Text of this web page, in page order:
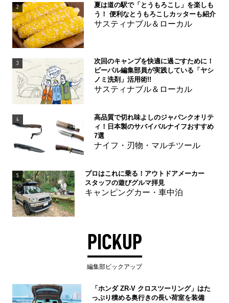
2
夏は道の駅で「とうもろこし」を楽しも
う！ 便利なとうもろこしカッターも紹介
サスティナブル＆ローカル
3
次回のキャンプを快適に過ごすために！
ビーパル編集部員が実践している「ヤシ
ノミ洗剤」活用術!!
サスティナブル＆ローカル
4
高品質で切れ味よしのジャパンクオリテ
ィ！日本製のサバイバルナイフおすすめ
7選
ナイフ・刃物・マルチツール
5
プロはこれに乗る！アウトドアメーカー
スタッフの遊びグルマ拝見
キャンピングカー・車中泊
PICKUP
編集部ピックアップ
「ホンダ ZR-V クロスツーリング」はた
っぷり積める奥行きの長い荷室を装備